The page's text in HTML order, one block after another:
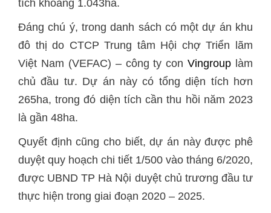
tích khoảng 1.043ha.
Đáng chú ý, trong danh sách có một dự án khu
đô thị do CTCP Trung tâm Hội chợ Triển lãm
Việt Nam (VEFAC) – công ty conVingroup làm
chủ đầu tư. Dự án này có tổng diện tích hơn
265ha, trong đó diện tích cần thu hồi năm 2023
là gần 48ha.
Quyết định cũng cho biết, dự án này được phê
duyệt quy hoạch chi tiết 1/500 vào tháng 6/2020,
được UBND TP Hà Nội duyệt chủ trương đầu tư
thực hiện trong giai đoạn 2020 – 2025.